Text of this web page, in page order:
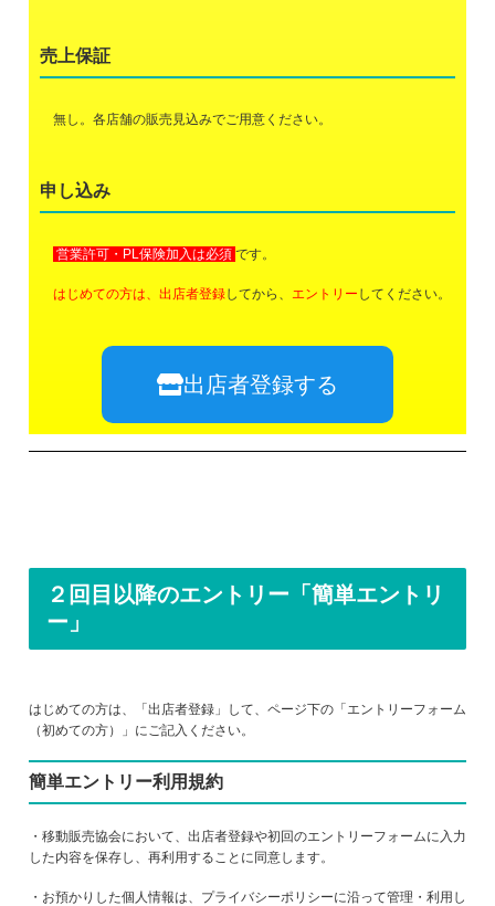
売上保証
無し。各店舗の販売見込みでご用意ください。
申し込み
営業許可・PL保険加入は必須 です。
はじめての方は、 出店者登録してから、 エントリー してください。
出店者登録する
２回目以降のエントリー「簡単エントリ
ー」
はじめての方は、「出店者登録」して、ページ下の「エントリーフォーム
（初めての方）」にご記入ください。
簡単エントリー利用規約
・移動販売協会において、出店者登録や初回のエントリーフォームに入力
した内容を保存し、再利用することに同意します。
・お預かりした個人情報は、プライバシーポリシーに沿って管理・利用し